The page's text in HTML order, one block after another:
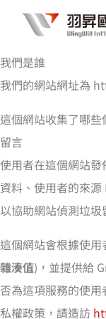
主
要
容
我們是誰
我們的網站網址為
這個網站收集了哪
留言
使用者在這個網站
資料、使用者的來源
以協助網站偵測垃圾
這個網站會根據使
雜湊值)，並提供給
否為這項服務的使
私權政策，請造訪